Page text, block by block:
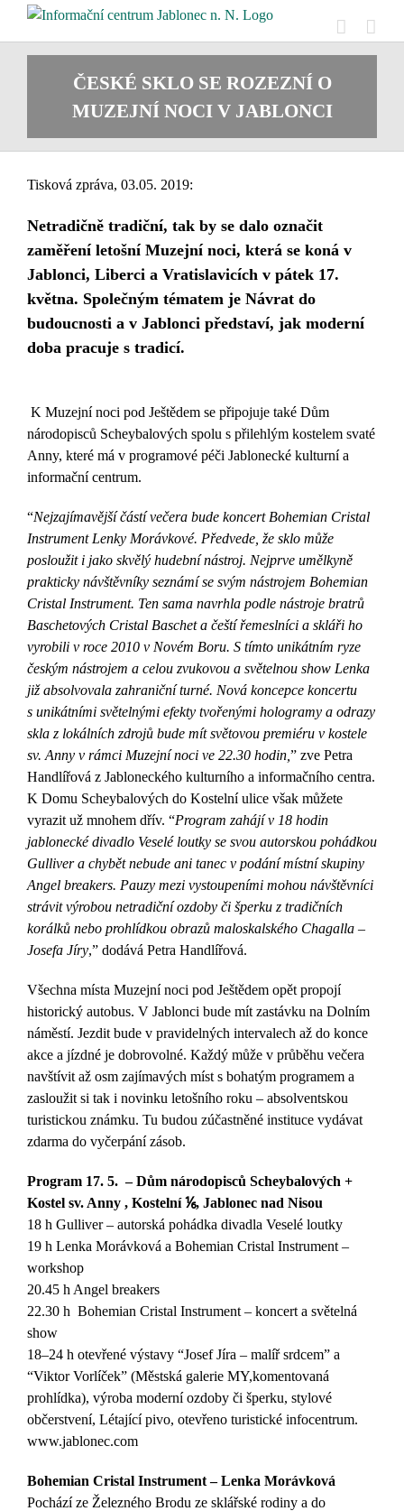
Přeskočit
obsah
ČESKÉ SKLO SE ROZEZNÍ O
MUZEJNÍ NOCI V JABLONCI
Tisková zpráva, 03.05. 2019:
Netradičně tradiční, tak by se dalo označit
zaměření letošní Muzejní noci, která se koná v
Jablonci, Liberci a Vratislavicích v pátek 17.
května. Společným tématem je Návrat do
budoucnosti a v Jablonci představí, jak moderní
doba pracuje s tradicí.
K Muzejní noci pod Ještědem se připojuje také Dům
národopisců Scheybalových spolu s přilehlým kostelem svaté
Anny, které má v programové péči Jablonecké kulturní a
informační centrum.
“Nejzajímavější částí večera bude koncert Bohemian Cristal
Instrument Lenky Morávkové. Předvede, že sklo může
posloužit i jako skvělý hudební nástroj. Nejprve umělkyně
prakticky návštěvníky seznámí se svým nástrojem Bohemian
Cristal Instrument. Ten sama navrhla podle nástroje bratrů
Baschetových Cristal Baschet a čeští řemeslníci a skláři ho
vyrobili v roce 2010 v Novém Boru. S tímto unikátním ryze
českým nástrojem a celou zvukovou a světelnou show Lenka
již absolvovala zahraniční turné. Nová koncepce koncertu
s unikátními světelnými efekty tvořenými hologramy a odrazy
skla z lokálních zdrojů bude mít světovou premiéru v kostele
sv. Anny v rámci Muzejní noci ve 22.30 hodin, ” zve Petra
Handlířová z Jabloneckého kulturního a informačního centra.
K Domu Scheybalových do Kostelní ulice však můžete
vyrazit už mnohem dřív. “Program zahájí v 18 hodin
jablonecké divadlo Veselé loutky se svou autorskou pohádkou
Gulliver a chybět nebude ani tanec v podání místní skupiny
Angel breakers. Pauzy mezi vystoupeními mohou návštěvníci
strávit výrobou netradiční ozdoby či šperku z tradičních
korálků nebo prohlídkou obrazů maloskalského Chagalla –
Josefa Jíry,” dodává Petra Handlířová.
Všechna místa Muzejní noci pod Ještědem opět propojí
historický autobus. V Jablonci bude mít zastávku na Dolním
náměstí. Jezdit bude v pravidelných intervalech až do konce
akce a jízdné je dobrovolné. Každý může v průběhu večera
navštívit až osm zajímavých míst s bohatým programem a
zasloužit si tak i novinku letošního roku – absolventskou
turistickou známku. Tu budou zúčastněné instituce vydávat
zdarma do vyčerpání zásob.
Program 17. 5. – Dům národopisců Scheybalových +
Kostel sv. Anny , Kostelní ⅙, Jablonec nad Nisou
18 h Gulliver – autorská pohádka divadla Veselé loutky
19 h Lenka Morávková a Bohemian Cristal Instrument –
workshop
20.45 h Angel breakers
22.30 h Bohemian Cristal Instrument – koncert a světelná
show
18–24 h otevřené výstavy “Josef Jíra – malíř srdcem” a
“Viktor Vorlíček” (Městská galerie MY,komentovaná
prohlídka), výroba moderní ozdoby či šperku, stylové
občerstvení, Létající pivo, otevřeno turistické infocentrum.
www.jablonec.com
Bohemian Cristal Instrument – Lenka Morávková
Pochází ze Železného Brodu ze sklářské rodiny a do